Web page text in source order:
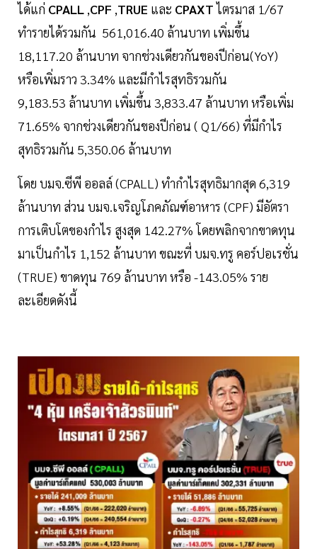
ได้แก่ CPALL ,CPF ,TRUE และ CPAXTไตรมาส 1/67
ทำรายได้รวมกัน 561,016.40 ล้านบาท เพิ่มขึ้น
18,117.20 ล้านบาท จากช่วงเดียวกันของปีก่อน(YoY)
หรือเพิ่มราว 3.34% และมีกำไรสุทธิรวมกัน
9,183.53 ล้านบาท เพิ่มขึ้น 3,833.47 ล้านบาท หรือเพิ่ม
71.65% จากช่วงเดียวกันของปีก่อน ( Q1/66) ที่มีกำไร
สุทธิรวมกัน 5,350.06 ล้านบาท
โดย บมจ.ซีพี ออลล์ (CPALL) ทำกำไรสุทธิมากสุด 6,319
ล้านบาท ส่วน บมจ.เจริญโภคภัณฑ์อาหาร (CPF) มีอัตรา
การเติบโตของกำไร สูงสุด 142.27% โดยพลิกจากขาดทุน
มาเป็นกำไร 1,152 ล้านบาท ขณะที่ บมจ.ทรู คอร์ปอเรชั่น
(TRUE) ขาดทุน 769 ล้านบาท หรือ -143.05% ราย
ละเอียดดังนี้